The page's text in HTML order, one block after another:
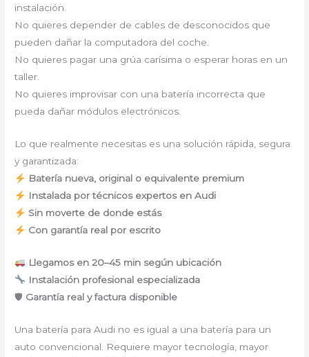
instalación.
No quieres depender de cables de desconocidos que
pueden dañar la computadora del coche.
No quieres pagar una grúa carísima o esperar horas en un
taller.
No quieres improvisar con una batería incorrecta que
pueda dañar módulos electrónicos.
Lo que realmente necesitas es una solución rápida, segura
y garantizada:
Batería nueva, original o equivalente premium
Instalada por técnicos expertos en Audi
Sin moverte de donde estás
Con garantía real por escrito
Llegamos en 20–45 min según ubicación
Instalación profesional especializada
🛡 Garantía real y factura disponible
Una batería para Audi no es igual a una batería para un
auto convencional. Requiere mayor tecnología, mayor